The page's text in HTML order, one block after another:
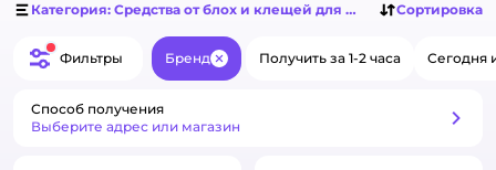
Категория: Средства от блох и клещей для животныхСортировка
Фильтры Бренд ЗакрытьПолучить за 1-2 часа Сегодня
Способ получения
Выберите адрес или магазин